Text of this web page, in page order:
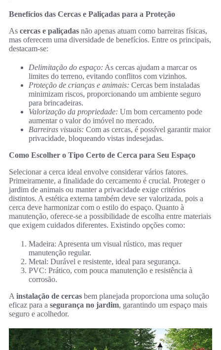
Benefícios das Cercas e Paliçadas para a Proteção
As cercas e paliçadas não apenas atuam como barreiras físicas,
mas oferecem uma diversidade de benefícios. Entre os principais,
destacam-se:
Delimitação do espaço: As cercas ajudam a marcar os
limites do terreno, evitando conflitos com vizinhos.
Proteção de crianças e animais: Cercas bem instaladas
minimizam riscos, proporcionando um ambiente seguro
para brincadeiras.
Valorização da propriedade: Um bom cercamento pode
aumentar o valor do imóvel no mercado.
Barreiras visuais: Com as cercas, é possível garantir maior
privacidade, bloqueando vistas indesejadas.
Como Escolher o Tipo Certo de Cerca para Seu Espaço
Selecionar a cerca ideal envolve considerar vários fatores.
Primeiramente, a finalidade do cercamento é crucial. Proteger o
jardim de animais ou manter a privacidade exige critérios
distintos. A estética externa também deve ser valorizada, pois a
cerca deve harmonizar com o estilo do espaço. Quanto à
manutenção, oferece-se a possibilidade de escolha entre materiais
que exigem cuidados diferentes. Existindo opções como:
Madeira: Apresenta um visual rústico, mas requer
manutenção regular.
Metal: Durável e resistente, ideal para segurança.
PVC: Prático, com pouca manutenção e resistência à
corrosão.
A instalação de cercas bem planejada proporciona uma solução
eficaz para a segurança no jardim, garantindo um espaço mais
seguro e acolhedor.